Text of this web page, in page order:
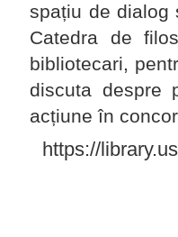
spațiu de dialog
Catedra de
bibliotecari,
discuta despre
acțiune în
https://